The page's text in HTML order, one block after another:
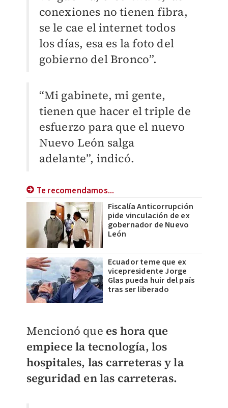
conexiones no tienen fibra,
se le cae el internet todos
los días, esa es la foto del
gobierno del Bronco”.
“Mi gabinete, mi gente,
tienen que hacer el triple de
esfuerzo para que el nuevo
Nuevo León salga
adelante”, indicó.
Te recomendamos...
Fiscalía Anticorrupción
pide vinculación de ex
gobernador de Nuevo
León
Ecuador teme que ex
vicepresidente Jorge
Glas pueda huir del país
tras ser liberado
Mencionó que es hora que
empiece la tecnología, los
hospitales, las carreteras y la
seguridad en las carreteras.